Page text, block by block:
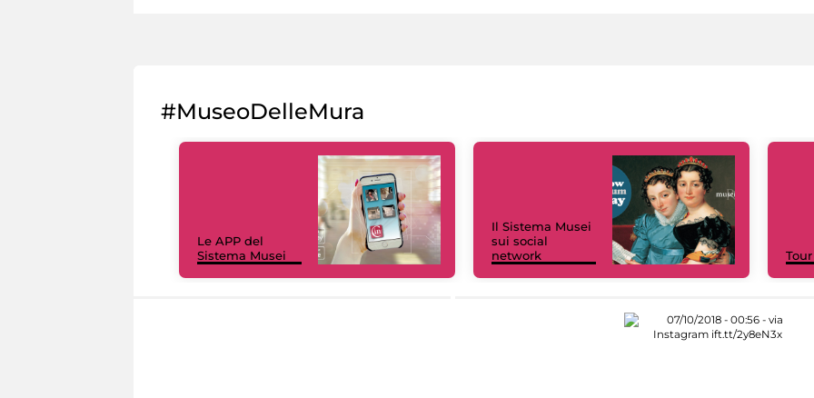
#MuseoDelleMura
Le APP del
Sistema Musei
Il Sistema Musei
sui social
network